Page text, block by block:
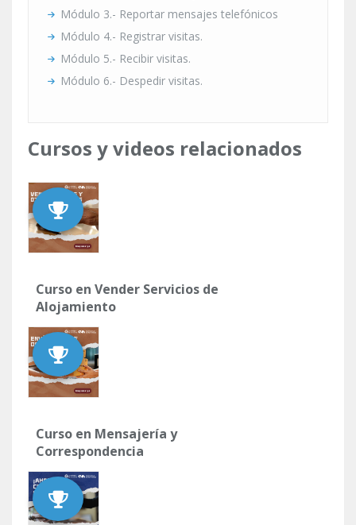
Módulo 3.- Reportar mensajes telefónicos
Módulo 4.- Registrar visitas.
Módulo 5.- Recibir visitas.
Módulo 6.- Despedir visitas.
Cursos y videos relacionados
Curso en Vender Servicios de
Alojamiento
Curso en Mensajería y
Correspondencia